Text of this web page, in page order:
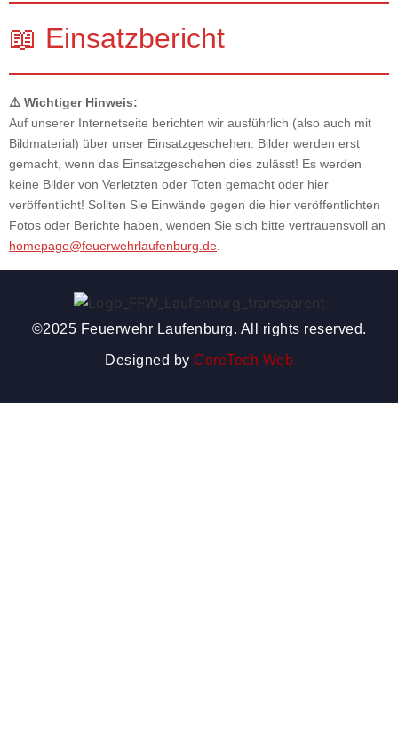
📖 Einsatzbericht
⚠️ Wichtiger Hinweis:
Auf unserer Internetseite berichten wir ausführlich (also auch mit
Bildmaterial) über unser Einsatzgeschehen. Bilder werden erst
gemacht, wenn das Einsatzgeschehen dies zulässt! Es werden
keine Bilder von Verletzten oder Toten gemacht oder hier
veröffentlicht! Sollten Sie Einwände gegen die hier veröffentlichten
Fotos oder Berichte haben, wenden Sie sich bitte vertrauensvoll an
homepage@feuerwehrlaufenburg.de.
©2025 Feuerwehr Laufenburg. All rights reserved.
Designed by CoreTech Web